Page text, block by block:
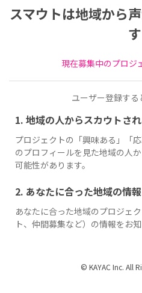
スマウトは地域から
す
現在募集中のプロジ
ユーザー登録する
1. 地域の人からスカウトさ
プロジェクトの「興味ある」「
のプロフィールを見た地域の人
可能性があります。
2. あなたに合った地域の情
あなたに合った地域のプロジェ
ト、仲間募集など）の情報をお知
© KAYAC Inc. All